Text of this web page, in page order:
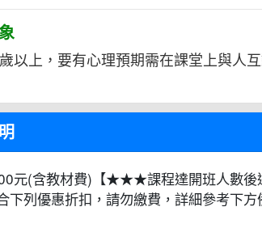
以上，要有心理預期需在課堂上與人
元(含教材費)【★★★課程達開班人數
下列優惠折扣，請勿繳費，詳細參考下方